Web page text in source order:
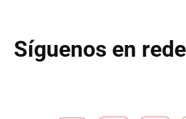
Síguenos en